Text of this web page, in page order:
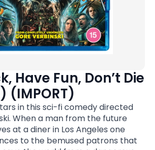
Have Fun, Don’t Die
(IMPORT)
in this sci-fi comedy directed
When a man from the future
at a diner in Los Angeles one
to the bemused patrons that